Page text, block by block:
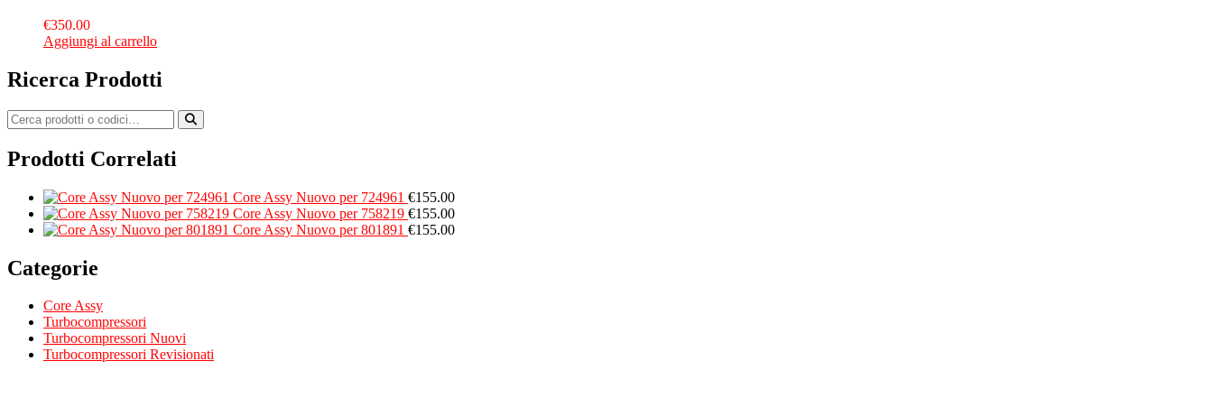
€350.00
Aggiungi al carrello
Ricerca Prodotti
Prodotti Correlati
Core Assy Nuovo per 724961 €155.00
Core Assy Nuovo per 758219 €155.00
Core Assy Nuovo per 801891 €155.00
Categorie
Core Assy
Turbocompressori
Turbocompressori Nuovi
Turbocompressori Revisionati